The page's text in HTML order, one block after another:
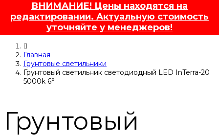
ВНИМАНИЕ! Цены находятся на
редактировании. Актуальную стоимость
уточняйте у менеджеров!
Главная
Грунтовые светильники
Грунтовый светильник светодиодный LED InTerra-20
5000k 6°
Грунтовый